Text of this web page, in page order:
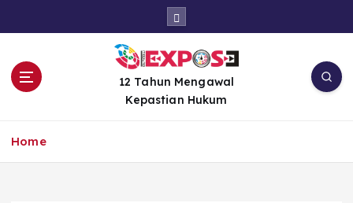
12 Tahun Mengawal
Kepastian Hukum
Home